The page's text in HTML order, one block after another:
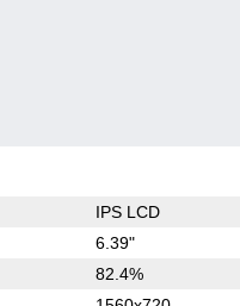
IPS LCD
6.39"
82.4%